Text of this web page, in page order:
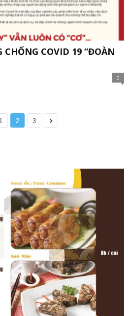
CHỐNG COVID 19 “ĐOÀN
0
1 2 3